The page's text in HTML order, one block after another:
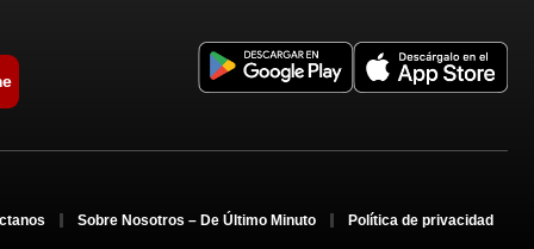
Sobre Nosotros – De Último Minuto Política de privacidad